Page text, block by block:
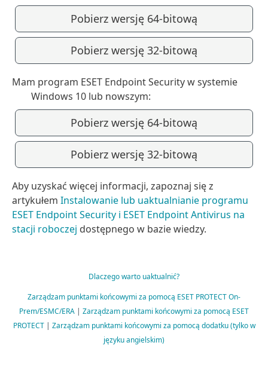
Pobierz wersję 64-bitową
Pobierz wersję 32-bitową
Mam program ESET Endpoint Security w systemie
Windows 10 lub nowszym:
Pobierz wersję 64-bitową
Pobierz wersję 32-bitową
Aby uzyskać więcej informacji, zapoznaj się z
artykułem Instalowanie lub uaktualnianie programu
ESET Endpoint Security i ESET Endpoint Antivirus na
stacji roboczej dostępnego w bazie wiedzy.
Dlaczego warto uaktualnić?
Zarządzam punktami końcowymi za pomocą ESET PROTECT On-
Prem/ESMC/ERA | Zarządzam punktami końcowymi za pomocą ESET
PROTECT| Zarządzam punktami końcowymi za pomocą dodatku (tylko w
języku angielskim)